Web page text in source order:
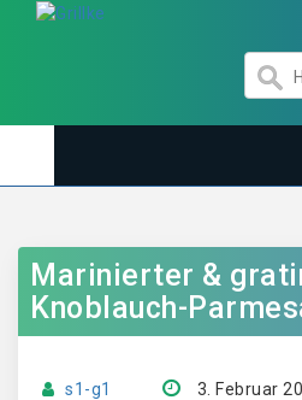
Marinierter &
Knoblauch-
s1-g1 3. Februar